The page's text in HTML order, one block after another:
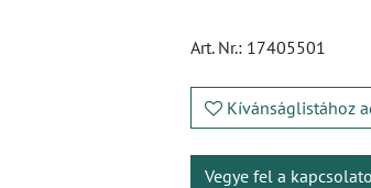
Art. Nr.: 17405501
Kívánságlistához
Vegye fel a